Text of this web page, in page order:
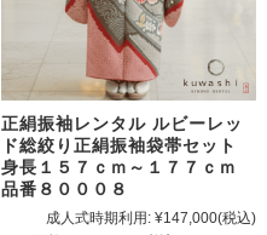
正絹振袖レンタル ルビーレッ
ド総絞り正絹振袖袋帯セット
身長１５７ｃｍ～１７７ｃｍ
品番８０００８
成人式時期利用: ¥147,000(税込)